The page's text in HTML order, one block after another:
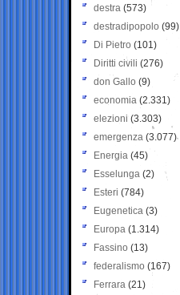
destra (573)
destradipopolo (99)
Di Pietro (101)
Diritti civili (276)
don Gallo (9)
economia (2.331)
elezioni (3.303)
emergenza (3.077)
Energia (45)
Esselunga (2)
Esteri (784)
Eugenetica (3)
Europa (1.314)
Fassino (13)
federalismo (167)
Ferrara (21)